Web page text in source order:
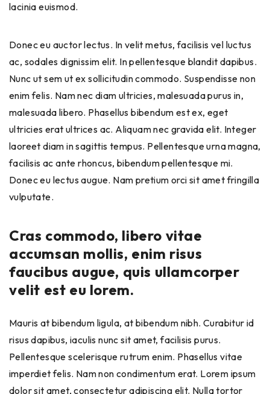
lacinia euismod.
Donec eu auctor lectus. In velit metus, facilisis vel luctus
ac, sodales dignissim elit. In pellentesque blandit dapibus.
Nunc ut sem ut ex sollicitudin commodo. Suspendisse non
enim felis. Nam nec diam ultricies, malesuada purus in,
malesuada libero. Phasellus bibendum est ex, eget
ultricies erat ultrices ac. Aliquam nec gravida elit. Integer
laoreet diam in sagittis tempus. Pellentesque urna magna,
facilisis ac ante rhoncus, bibendum pellentesque mi.
Donec eu lectus augue. Nam pretium orci sit amet fringilla
vulputate.
Cras commodo, libero vitae
accumsan mollis, enim risus
faucibus augue, quis ullamcorper
velit est eu lorem.
Mauris at bibendum ligula, at bibendum nibh. Curabitur id
risus dapibus, iaculis nunc sit amet, facilisis purus.
Pellentesque scelerisque rutrum enim. Phasellus vitae
imperdiet felis. Nam non condimentum erat. Lorem ipsum
dolor sit amet, consectetur adipiscing elit. Nulla tortor